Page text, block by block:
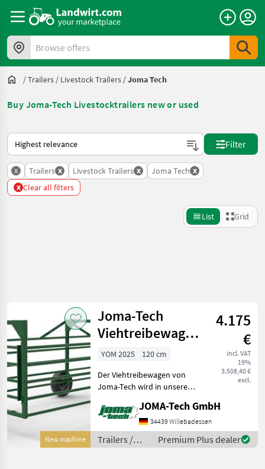
Browse offers
/Trailers / Livestock Trailers /Joma Tech
Buy Joma-Tech Livestocktrailers new or used
This is how sorting works on Landwirt.com
Filter
x Trailers x Livestock Trailers x Joma Tech x
x Clear all filters
List Grid
Category Place Filter
PATH
Agriculture
technology
Trailers
Trailers
Reset
Show
1
results
New machine
Joma-Tech
Viehtreibewagen
- Treibewagen
4.175
€
incl. VAT
19%
3.508,40 €
excl.
YOM 2025
120 cm
Der Viehtreibewagen von
Joma-Tech wird in unserer
hochwertigen Materialien
produziert. Der Wagen wird
in der Ackerschiene des
Schleppers gefahr
JOMA-Tech GmbH
34439 Willebadessen
Trailers /
Joma-Tech
Premium Plus dealer